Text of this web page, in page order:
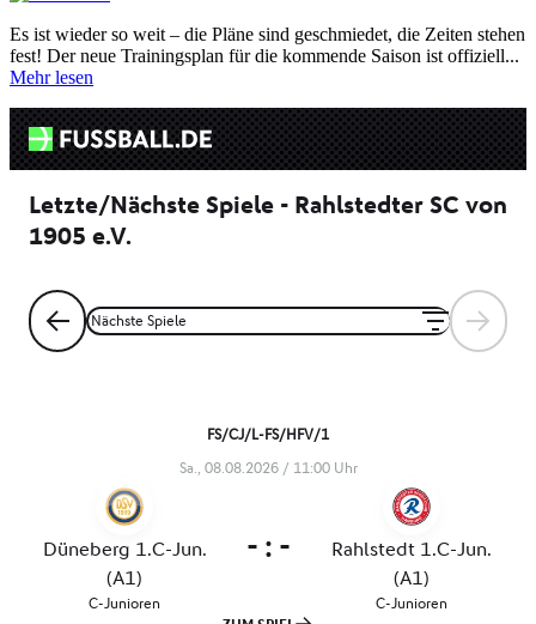
Es ist wieder so weit – die Pläne sind geschmiedet, die Zeiten stehen
fest! Der neue Trainingsplan für die kommende Saison ist offiziell...
Mehr lesen